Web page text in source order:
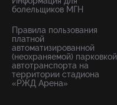
болельщиков МГН
Правила пользования
платной
автоматизированной
(неохраняемой) парковкой
автотранспорта на
территории стадиона
«РЖД Арена»